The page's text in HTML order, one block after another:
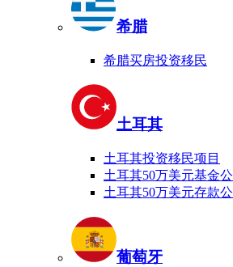
希腊
希腊买房投资移民
土耳其
土耳其投资移民项目
土耳其50万美元基金
土耳其50万美元存款
葡萄牙